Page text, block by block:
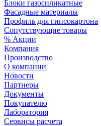
Блоки газосиликатные
Фасадные материалы
Профиль для гипсокартона
Сопутствующие товары
% Акции
Компания
Производство
О компании
Новости
Партнеры
Документы
Покупателю
Лаборатория
Сервисы расчета